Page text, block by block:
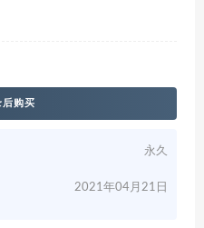
后购买
永久
2021年04月21日